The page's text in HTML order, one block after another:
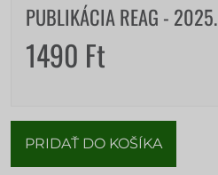
PUBLIKÁCIA REAG - 2025.
1490 Ft
PRIDAŤ DO KOŠÍKA